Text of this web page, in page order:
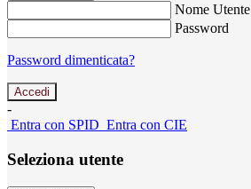
Nome Utente
Password
Password dimenticata?
-
Entra con SPID Entra con CIE
Seleziona utente